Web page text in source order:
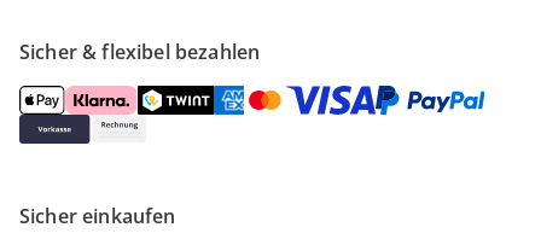
Sicher & flexibel bezahlen
Sicher einkaufen